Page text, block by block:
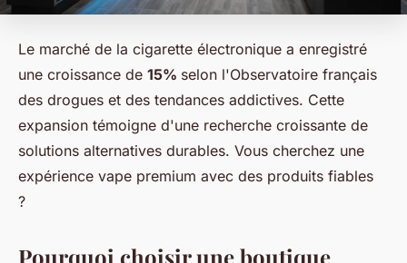
Le marché de la cigarette électronique a enregistré
une croissance de 15% selon l'Observatoire français
des drogues et des tendances addictives. Cette
expansion témoigne d'une recherche croissante de
solutions alternatives durables. Vous cherchez une
expérience vape premium avec des produits fiables
?
Pourquoi choisir une boutique